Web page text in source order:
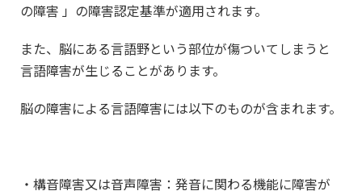
の障害 」の障害認定基準が適用されます。
また、脳にある言語野という部位が傷ついてしまうと
言語障害が生じることがあります。
脳の障害による言語障害には以下のものが含まれます。
・構音障害又は音声障害：発音に関わる機能に障害が